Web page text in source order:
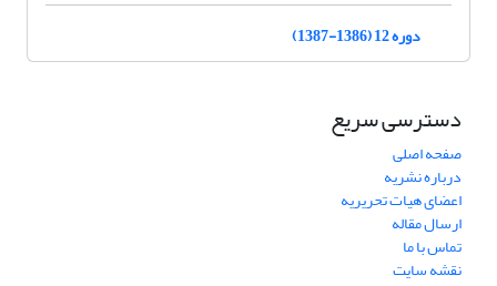
دوره 12 (1386-1387)
دسترسی سریع
صفحه اصلی
درباره نشریه
اعضای هیات تحریریه
ارسال مقاله
تماس با ما
نقشه سایت